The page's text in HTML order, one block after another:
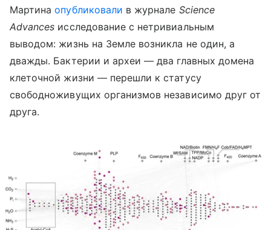
Мартинаопубликовали в журнале Science
Advances исследование с нетривиальным
выводом: жизнь на Земле возникла не один, а
дважды. Бактерии и археи — два главных домена
клеточной жизни — перешли к статусу
свободноживущих организмов независимо друг от
друга.